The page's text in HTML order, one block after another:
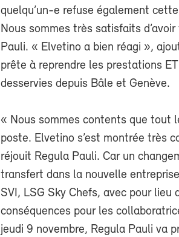
quelqu’un-e refuse également
Nous sommes très satisfaits
Pauli. « Elvetino a bien réagi »,
prête à reprendre les prestations
desservies depuis Bâle et Genève.
« Nous sommes contents que tout
poste. Elvetino s’est montrée très
réjouit Regula Pauli. Car un
transfert dans la nouvelle
SVI, LSG Sky Chefs, avec pour
conséquences pour les
jeudi 9 novembre, Regula Pauli va